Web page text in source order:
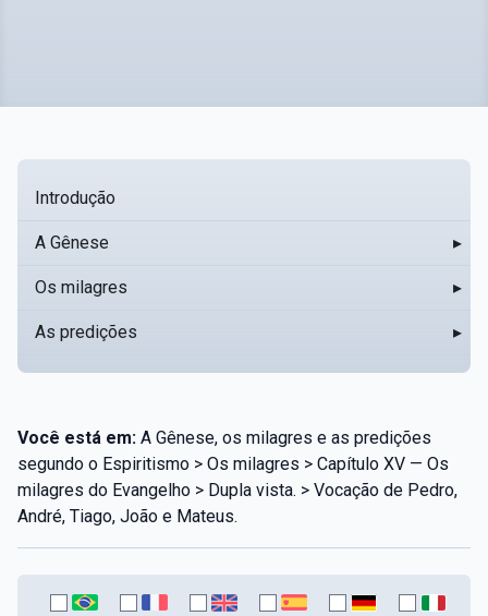
Introdução
A Gênese ▸
Os milagres ▸
As predições ▸
Você está em: A Gênese, os milagres e as predições
segundo o Espiritismo > Os milagres > Capítulo XV — Os
milagres do Evangelho > Dupla vista. > Vocação de Pedro,
André, Tiago, João e Mateus.